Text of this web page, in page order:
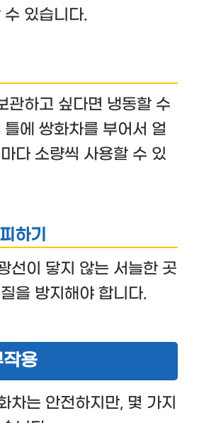
있습니다.
관하고 싶다면 냉동할 수
에 쌍화차를 부어서 얼
다 소량씩 사용할 수 있
하기
선이 닿지 않는 서늘한 곳
을 방지해야 합니다.
용
차는 안전하지만, 몇 가지